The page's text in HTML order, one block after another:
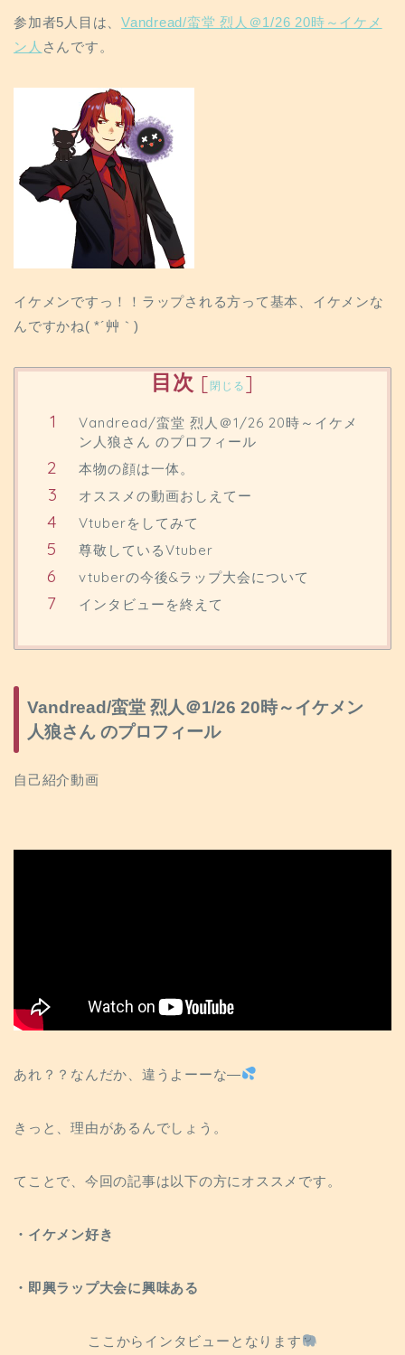
参加者5人目は、Vandread/蛮堂 烈人＠1/26 20時～イケメ
ン人 さんです。
イケメンですっ！！ラップされる方って基本、イケメンな
んですかね( *´艸｀)
目次 [ 閉じる ]
Vandread/蛮堂 烈人＠1/26 20時～イケメ
ン人狼さん のプロフィール
本物の顔は一体。
オススメの動画おしえてー
Vtuberをしてみて
尊敬しているVtuber
vtuberの今後&ラップ大会について
インタビューを終えて
Vandread/蛮堂 烈人＠1/26 20時～イケメン
人狼さん のプロフィール
自己紹介動画
あれ？？なんだか、違うよーーな―
きっと、理由があるんでしょう。
てことで、今回の記事は以下の方にオススメです。
・イケメン好き
・即興ラップ大会に興味ある
ここからインタビューとなります